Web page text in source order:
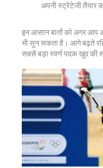
अपनी स्ट्रेटेजी तैयार
इन आसान बातों को अगर आप
भी सुन सकता है। आगे बढ़ते
सबसे बड़ा स्वर्ण पदक खुद की